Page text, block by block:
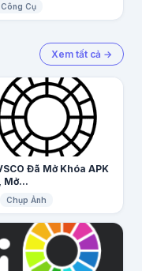
Công Cụ
Xem tất cả →
Đã Mở Khóa APK
Mở...
Chụp Ảnh